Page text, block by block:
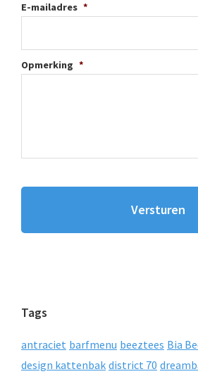
E-mailadres *
Opmerking *
Tags
antraciet barfmenu beeztees Bia
design kattenbak district 70